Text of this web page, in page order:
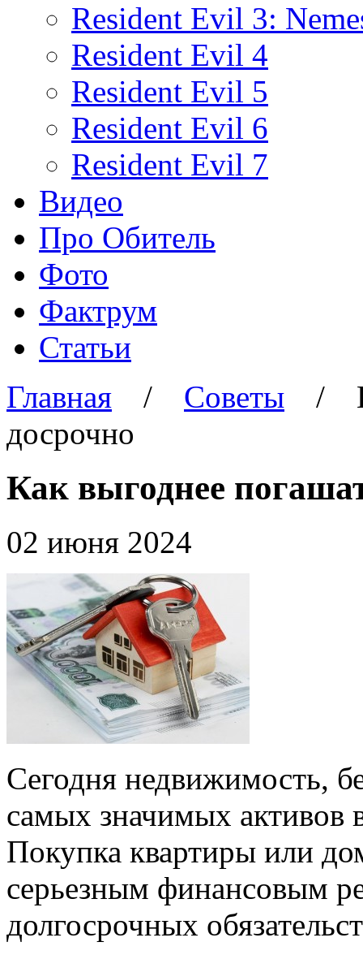
Resident Evil 3:
Resident Evil 4
Resident Evil 5
Resident Evil 6
Resident Evil 7
Видео
Про Обитель
Фото
Фактрум
Статьи
Главная / Советы /
досрочно
Как выгоднее
02 июня 2024
Сегодня недвижимость,
самых значимых активов
Покупка квартиры или
серьезным финансовым
долгосрочных